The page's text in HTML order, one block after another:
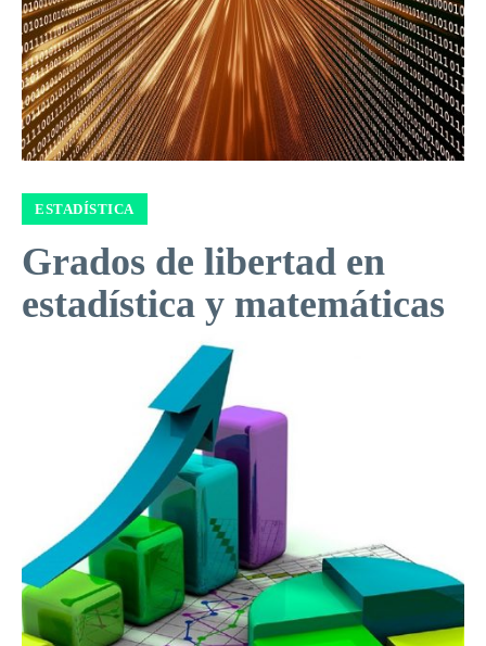
ESTADÍSTICA
Grados de libertad en
estadística y matemáticas